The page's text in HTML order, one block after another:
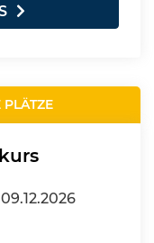
PLÄTZE
09.12.2026